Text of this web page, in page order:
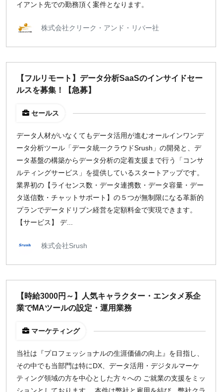
イアント先での勤務頂く案件となります。
株式会社クリーク・アンド・リバー社
【フルリモート】データ分析SaaSのインサイドセー
ルスを募集！【急募】
セールス
データ人材がいなくてもデータ活用が進むオールインワンデ
ータ分析ツール「データ統一クラウドSrush」の開発と、デ
ータ基盤の構築からデータ分析の定着支援まで行う「コンサ
ルティングサービス」を提供しているスタートアップです。
業界初の【ライセンス数・データ連携数・データ容量・デー
タ送信数・チャットサポート】の５つが無制限になる革新的
プランでデータドリブン経営を定額料金で実現できます。
【サービス】 デ...
株式会社Srush
【時給3000円～】人気キャラクター・エンタメ系企
業でMAツールの設定・運用業務
マーケティング
当社は『プロフェッショナルの生涯価値の向上』を目指し、
その中でも当部門は特にDX、データ活用・デジタルマーケ
ティング領域の方を中心とした方々への ご就業の支援をミッ